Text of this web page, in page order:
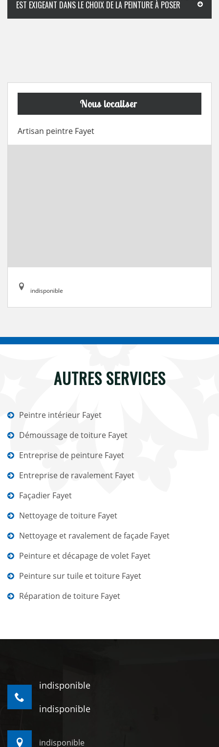
EST EXIGEANT DANS LE CHOIX DE LA PEINTURE À POSER
Nous localiser
Artisan peintre Fayet
indisponible
AUTRES SERVICES
Peintre intérieur Fayet
Démoussage de toiture Fayet
Entreprise de peinture Fayet
Entreprise de ravalement Fayet
Façadier Fayet
Nettoyage de toiture Fayet
Nettoyage et ravalement de façade Fayet
Peinture et décapage de volet Fayet
Peinture sur tuile et toiture Fayet
Réparation de toiture Fayet
indisponible
indisponible
indisponible